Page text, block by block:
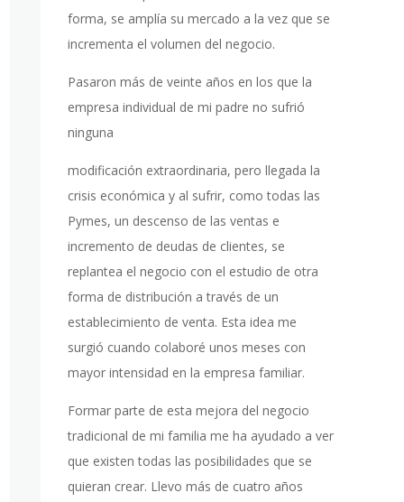
forma, se amplía su mercado a la vez que se
incrementa el volumen del negocio.
Pasaron más de veinte años en los que la
empresa individual de mi padre no sufrió
ninguna
modificación extraordinaria, pero llegada la
crisis económica y al sufrir, como todas las
Pymes, un descenso de las ventas e
incremento de deudas de clientes, se
replantea el negocio con el estudio de otra
forma de distribución a través de un
establecimiento de venta. Esta idea me
surgió cuando colaboré unos meses con
mayor intensidad en la empresa familiar.
Formar parte de esta mejora del negocio
tradicional de mi familia me ha ayudado a ver
que existen todas las posibilidades que se
quieran crear. Llevo más de cuatro años